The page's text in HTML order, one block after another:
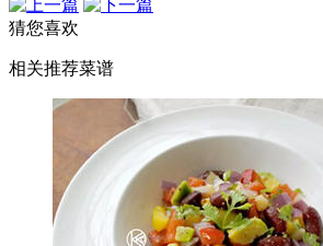
猜您喜欢
相关推荐菜谱